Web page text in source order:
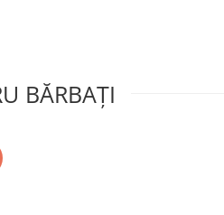
BĂRBAŢI